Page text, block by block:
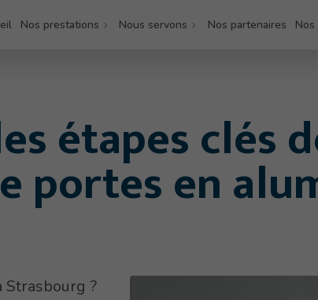
Nos prestations Nous servons Nos partenaires
étapes clés
portes en
?